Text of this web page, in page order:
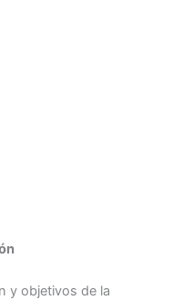
y objetivos de la